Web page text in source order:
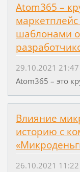
Atom365 –
шаблонами
29.10.2021 21:47
Atom365 – это
Влияние
историю с
26.10.2021 11:22